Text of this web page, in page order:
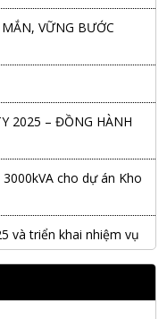
VỮNG BƯỚC
2025 – ĐỒNG HÀNH
cho dự án Kho
và triển khai nhiệm vụ
& kỷ niệm 15 năm